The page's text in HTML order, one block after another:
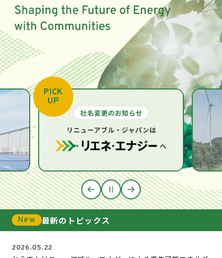
PICK
UP
New 最新のトピックス
2026.05.22